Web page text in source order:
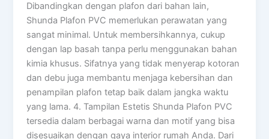
Dibandingkan dengan plafon dari bahan lain,
Shunda Plafon PVC memerlukan perawatan yang
sangat minimal. Untuk membersihkannya, cukup
dengan lap basah tanpa perlu menggunakan bahan
kimia khusus. Sifatnya yang tidak menyerap kotoran
dan debu juga membantu menjaga kebersihan dan
penampilan plafon tetap baik dalam jangka waktu
yang lama. 4. Tampilan Estetis Shunda Plafon PVC
tersedia dalam berbagai warna dan motif yang bisa
disesuaikan dengan gaya interior rumah Anda. Dari